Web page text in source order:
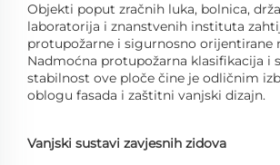
Objekti poput zračnih luka, bolnica,
laboratorija i znanstvenih instituta
protupožarne i sigurnosno orijentirane
Nadmoćna protupožarna klasifikacija i
stabilnost ove ploče čine je odličnim
oblogu fasada i zaštitni vanjski dizajn.
Vanjski sustavi zavjesnih zidova